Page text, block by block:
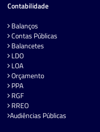
Contabilidade
Balanços
Contas Públicas
Balancetes
LDO
LOA
Orçamento
PPA
RGF
RREO
Audiências Públicas